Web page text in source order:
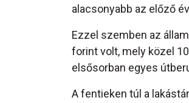
alacsonyabb az előző
Ezzel szemben az
forint volt, mely közel
elsősorban egyes
A fentieken túl a